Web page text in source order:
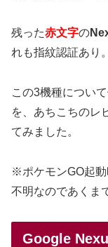
残った赤文字の
れも指紋認証あり。
この3機種につい
を、あちこちのレ
てみました。
※ポケモンGO起
不明なのであくま
Google